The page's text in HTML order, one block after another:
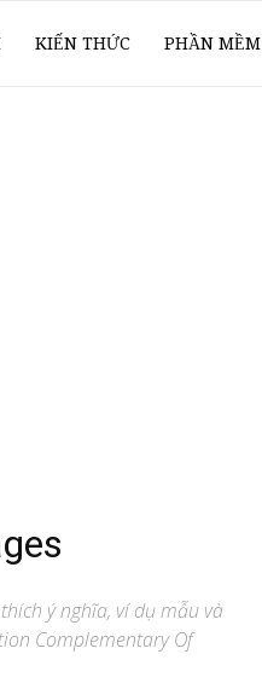
KIẾN THỨC PHẦN MỀM
ý nghĩa, ví dụ mẫu và
Complementary Of